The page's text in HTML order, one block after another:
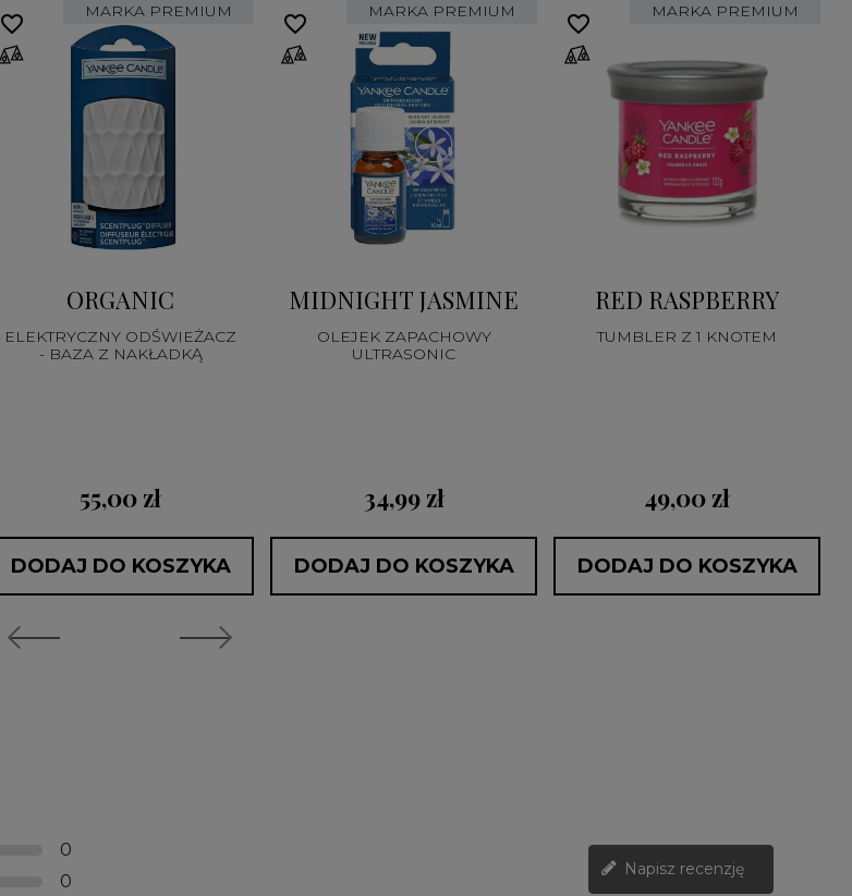
MARKA PREMIUM
ORGANIC
ELEKTRYCZNY ODŚWIEŻACZ
- BAZA Z NAKŁADKĄ
55,00 zł
DODAJ DO KOSZYKA
favorite_border MARKA PREMIUM
MIDNIGHT JASMINE
OLEJEK ZAPACHOWY
ULTRASONIC
34,99 zł
DODAJ DO KOSZYKA
favorite_border MARKA PREMIUM
RED RASPBERRY
TUMBLER Z 1 KNOTEM
49,00 zł
DODAJ DO KOSZYKA
favorite_border
0
0
Napisz recenzję